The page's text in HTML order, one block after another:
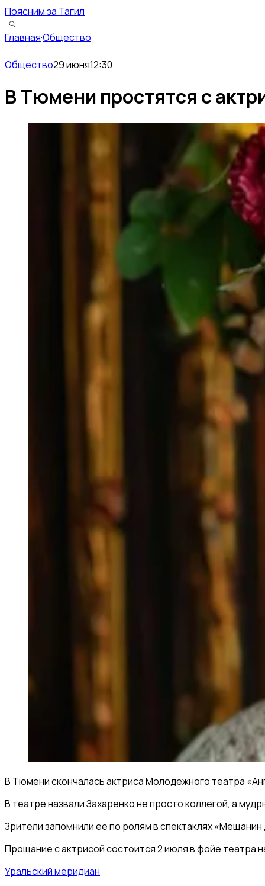
Поясним за Тагил
Главная·Общество
Общество29 июня12:30
В Тюмени простятся с
В Тюмени скончалась актриса Молодежного театра
В театре назвали Захаренко не просто коллегой, а
Зрители запомнили ее по ролям в спектаклях
Прощание с актрисой состоится 2 июля в фойе театра
Уральский меридиан